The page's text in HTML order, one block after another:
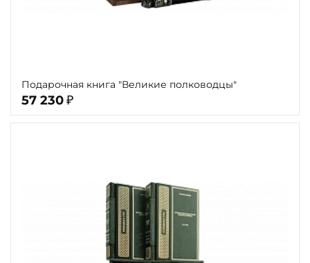
Подарочная книга "Великие полководцы"
57 230 ₽